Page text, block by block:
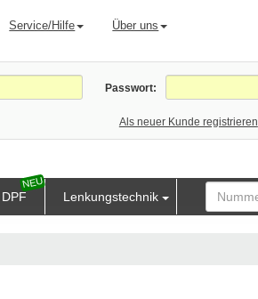
Service/Hilfe Über uns
Passwort:
Als neuer Kunde registrieren
Lenkungstechnik